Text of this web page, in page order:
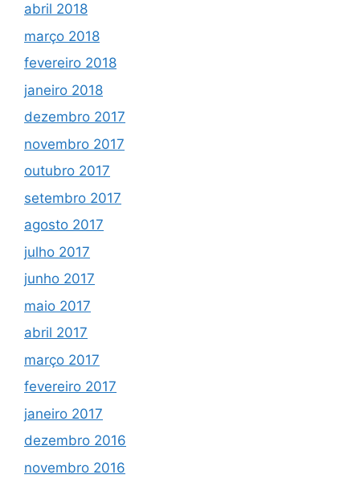
abril 2018
março 2018
fevereiro 2018
janeiro 2018
dezembro 2017
novembro 2017
outubro 2017
setembro 2017
agosto 2017
julho 2017
junho 2017
maio 2017
abril 2017
março 2017
fevereiro 2017
janeiro 2017
dezembro 2016
novembro 2016